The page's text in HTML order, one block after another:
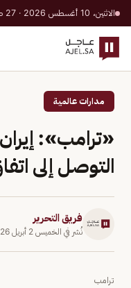
الاثنين، 10 أغسطس 2026 · 27 صفر 1448 هـ
مدارات عالمية
«ترامب»:
التوصل إلى
فريق التحرير
نُشر في الخميس 2 أبريل 2026
ترامب